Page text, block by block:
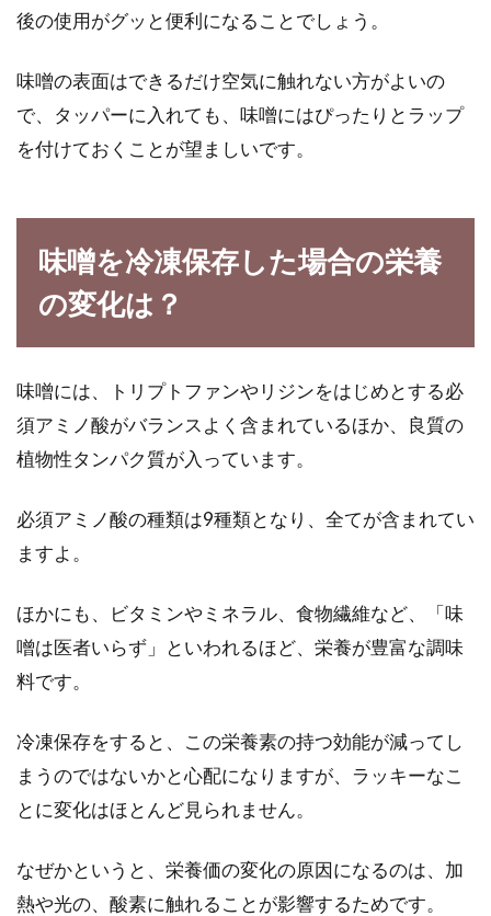
後の使用がグッと便利になることでしょう。
味噌の表面はできるだけ空気に触れない方がよいの
で、タッパーに入れても、味噌にはぴったりとラップ
を付けておくことが望ましいです。
味噌を冷凍保存した場合の栄養
の変化は？
味噌には、トリプトファンやリジンをはじめとする必
須アミノ酸がバランスよく含まれているほか、良質の
植物性タンパク質が入っています。
必須アミノ酸の種類は9種類となり、全てが含まれてい
ますよ。
ほかにも、ビタミンやミネラル、食物繊維など、「味
噌は医者いらず」といわれるほど、栄養が豊富な調味
料です。
冷凍保存をすると、この栄養素の持つ効能が減ってし
まうのではないかと心配になりますが、ラッキーなこ
とに変化はほとんど見られません。
なぜかというと、栄養価の変化の原因になるのは、加
熱や光の、酸素に触れることが影響するためです。